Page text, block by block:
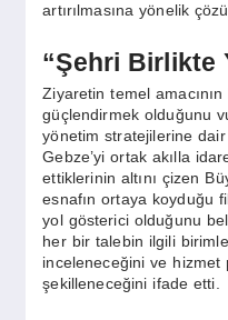
artırılmasına yönelik
“Şehri Birlikte
Ziyaretin temel amacının
güçlendirmek olduğunu
yönetim stratejilerine
Gebze’yi ortak akılla
ettiklerinin altını çizen
esnafın ortaya koyduğu
yol gösterici olduğunu
her bir talebin ilgili
inceleneceğini ve hizmet
şekilleneceğini ifade etti.